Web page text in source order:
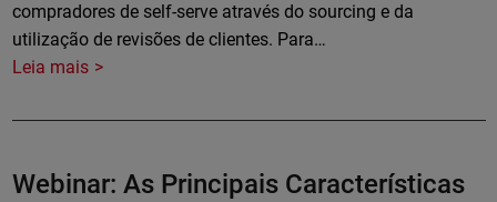
compradores de self-serve através do sourcing e da
utilização de revisões de clientes. Para…
Leia mais
Webinar: As Principais Características